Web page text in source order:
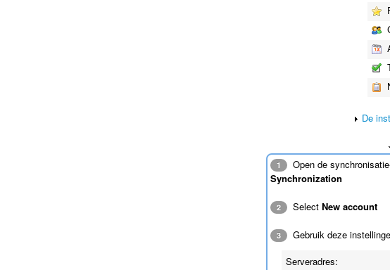
De
1 Open de
Synchronization
2 Select New account
3
Gebruik deze
Serveradres: